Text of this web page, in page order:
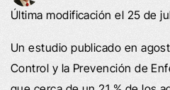
Última modificación el 25 de
Un estudio publicado en
Control y la Prevención de